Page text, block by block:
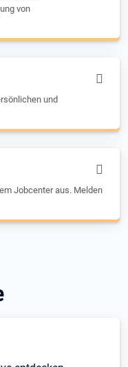
von
und
Jobcenter aus. Melden